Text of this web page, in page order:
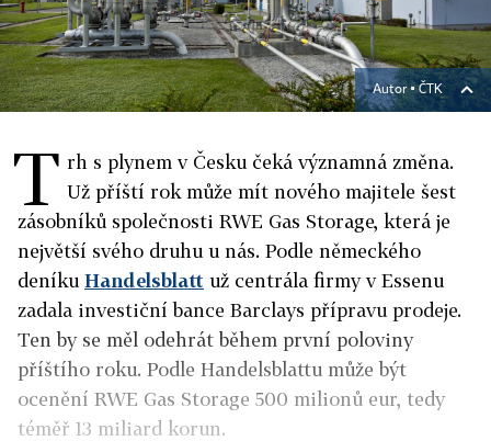
Autor ▪ČTK
T rh s plynem v Česku čeká významná změna.
Už příští rok může mít nového majitele šest
zásobníků společnosti RWE Gas Storage, která je
největší svého druhu u nás. Podle německého
deníku Handelsblatt už centrála firmy v Essenu
zadala investiční bance Barclays přípravu prodeje.
Ten by se měl odehrát během první poloviny
příštího roku. Podle Handelsblattu může být
ocenění RWE Gas Storage 500 milionů eur, tedy
téměř 13 miliard korun.